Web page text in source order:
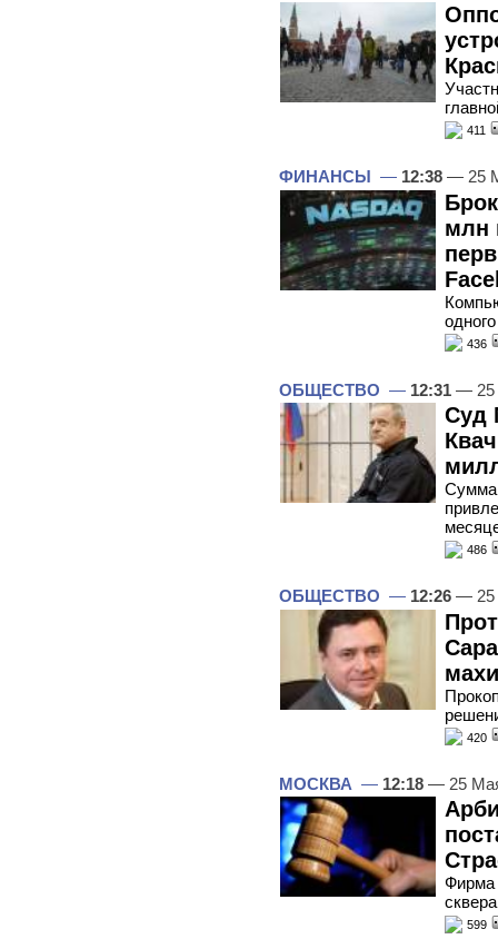
411
ФИНАНСЫ — 12:38 — 25
млн
436
ОБЩЕСТВО — 12:31 — 25
Суд
Сумма
486
ОБЩЕСТВО — 12:26 — 25
420
МОСКВА — 12:18 — 25
Фирма
599